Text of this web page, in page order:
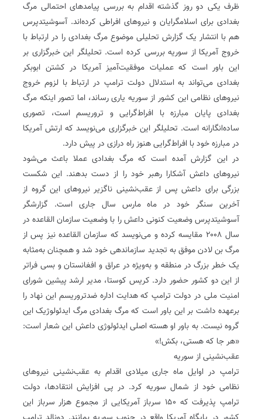
ظرف یکی دو روز گذشته اقدام به بررسی پیامدهای احتمالی مرگ
بغدادی برای اسلامگرایان و نیروهای افراطی کرده‌اند. آسوشیتدپرس
هم با انتشار یک گزارش تحلیلی موضوع مرگ بغدادی را در ارتباط با
خروج آمریکا از سوریه بررسی کرده است. تحلیلگر این خبرگزاری بر
این باور است که عملیات موفقیت‌آمیز آمریکا در کشتن ابوبکر
بغدادی می‌تواند به استدلال دولت ترامپ در ارتباط با لزوم خروج
نیروهای نظامی این کشور از سوریه یاری رساند، اما تصور اینکه مرگ
بغدادی پایان مبارزه با افراط‌گرایی و تروریسم است، تصوری
ساده‌انگارانه است. تحلیلگر این خبرگزاری می‌نویسد که ارتش آمریکا
در مبارزه خود با افراط‌گرایی هنوز راه درازی در پیش دارد.
در این گزارش آمده است که مرگ بغدادی عملا باعث می‌شود
نیروهای داعش آشکارا رهبر خود را از دست بدهند. این شکست
بزرگی برای داعش پس از عقب‌‌نشینی ناگزیر نیروهای این گروه از
آخرین سنگر خود در ماه مارس سال جاری است. گزارشگر
آسوشیتدپرس وضعیت کنونی داعش را با وضعیت سازمان القاعده در
سال ۲۰۰۸ مقایسه کرده و می‌نویسد که سازمان القاعده نیز پس از
مرگ بن لادن موفق به تجدید سازماندهی خود شد و همچنان به‌مثابه
یک خطر بزرگ در منطقه و به‌ویژه در عراق و افغانستان و بسی فراتر
از این دو کشور حضور دارد. کریس کوستا، مدیر ارشد پیشین شورای
امنیت ملی در دولت ترامپ که هدایت اداره ضدتروریسم این نهاد را
برعهده داشت بر این باور است که مرگ بغدادی مرگ ایدئولوژیک این
گروه نیست. به باور او هسته ‌اصلی ایدئولوژی داعش این شعار است:
«هر جا که هستی، بکش!»
عقب‌نشینی از سوریه
ترامپ در اوایل ماه جاری میلادی اقدام به عقب‌نشینی نیروهای
نظامی خود از شمال سوریه کرد. در پی افزایش انتقادها، دولت
ترامپ پذیرفت که ۱۵۰ سرباز آمریکایی از مجموع هزار سرباز این